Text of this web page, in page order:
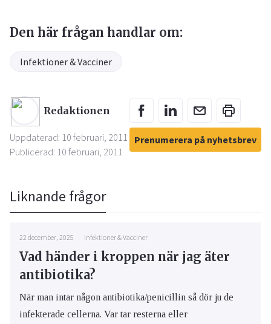
Den här frågan handlar om:
Infektioner & Vacciner
Redaktionen
Uppdaterad: 10 februari, 2011
Publicerad: 10 februari, 2011
Prenumerera på nyhetsbrev
Liknande frågor
22 december, 2025 Infektioner & Vacciner
Vad händer i kroppen när jag äter
antibiotika?
När man intar någon antibiotika/penicillin så dör ju de
infekterade cellerna. Var tar resterna eller